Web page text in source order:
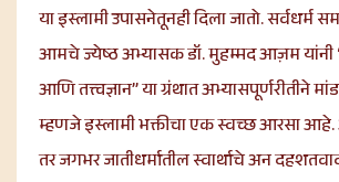
या इस्लामी उपासनेतूनही दिला जातो. सर्वधर्म
आमचे ज्येष्ठ अभ्यासक डॉ. मुहम्मद आज़म यांनी
आणि तत्त्वज्ञान” या ग्रंथात अभ्यासपूर्णरीतीने
म्हणजे इस्लामी भक्तीचा एक स्वच्छ आरसा
तर जगभर जातीधर्मातील स्वार्थाचे अन